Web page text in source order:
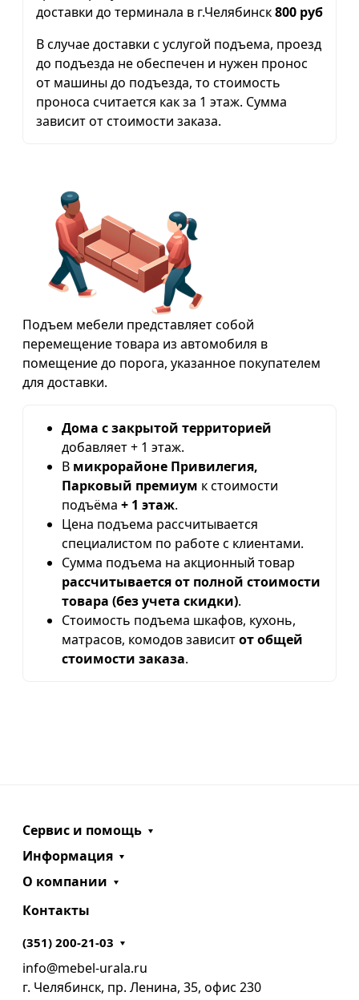
доставки до терминала в г.Челябинск800 руб
В случае доставки с услугой подъема, проезд
до подъезда не обеспечен и нужен пронос
от машины до подъезда, то стоимость
проноса считается как за 1 этаж. Сумма
зависит от стоимости заказа.
Подъем мебели представляет собой
перемещение товара из автомобиля в
помещение до порога, указанное покупателем
для доставки.
Дома с закрытой территорией
добавляет + 1 этаж.
В микрорайоне Привилегия,
Парковый премиум к стоимости
подъёма + 1 этаж.
Цена подъема рассчитывается
специалистом по работе с клиентами.
Сумма подъема на акционный товар
рассчитывается от полной стоимости
товара (без учета скидки).
Стоимость подъема шкафов, кухонь,
матрасов, комодов зависитот общей
стоимости заказа.
Сервис и помощь
Информация
О компании
Контакты
(351) 200-21-03
info@mebel-urala.ru
г. Челябинск, пр. Ленина, 35, офис 230